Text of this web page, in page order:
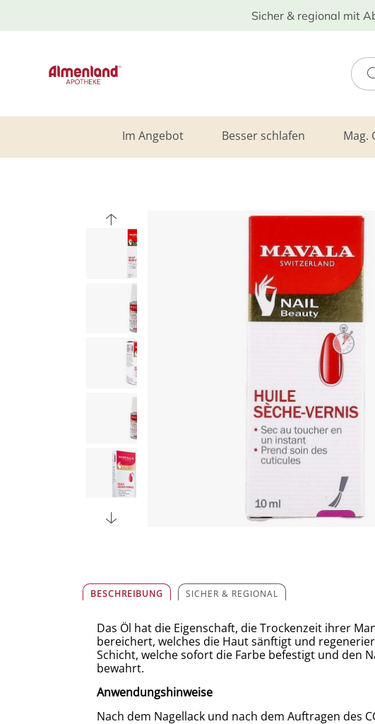
Sicher & regional mit
Im Angebot Besser schlafen Mag.
BESCHREIBUNG SICHER & REGIONAL
Das Öl hat die Eigenschaft, die Trockenzeit ihrer
bereichert, welches die Haut sänftigt und
Schicht, welche sofort die Farbe befestigt und den
bewahrt.
Anwendungshinweise
Nach dem Nagellack und nach dem Auftragen des